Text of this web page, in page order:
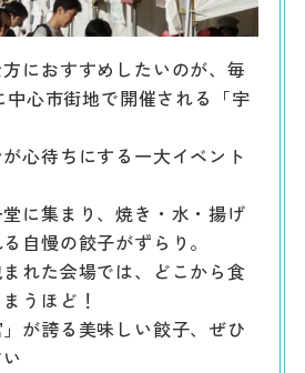
におすすめしたいのが、毎
中心市街地で開催される「宇
心待ちにする一大イベント
に集まり、焼き・水・揚げ
自慢の餃子がずらり。
れた会場では、どこから食
うほど！
が誇る美味しい餃子、ぜひ